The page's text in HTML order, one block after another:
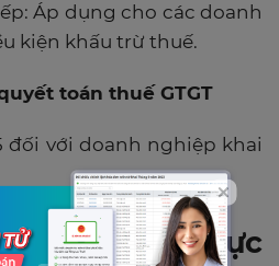
Áp dụng cho các doanh
kiện khấu trừ thuế.
toán thuế GTGT
đối với doanh nghiệp khai
bị khi thực